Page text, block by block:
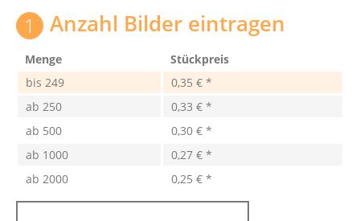
Anzahl Bilder eintragen
Menge
Stückpreis
bis 249
0,35 € *
ab 250
0,33 € *
ab 500
0,30 € *
ab 1000
0,27 € *
ab 2000 0,25 € *